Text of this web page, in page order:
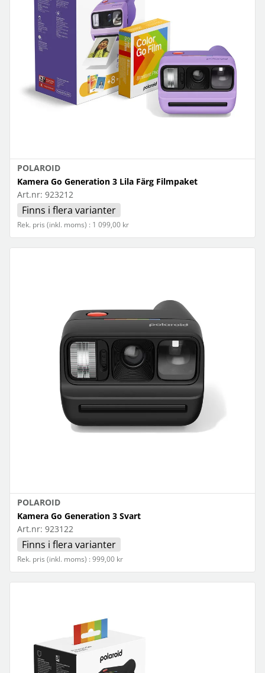
POLAROID
Kamera Go Generation 3 Lila Färg Filmpaket
Art.nr: 923212
Finns i flera varianter
Rek. pris (inkl. moms) : 1 099,00 kr
POLAROID
Kamera Go Generation 3 Svart
Art.nr: 923122
Finns i flera varianter
Rek. pris (inkl. moms) : 999,00 kr